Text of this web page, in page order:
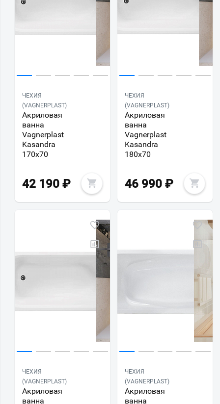
ЧЕХИЯ
(VAGNERPLAST)
Акриловая
ванна
Vagnerplast
Kasandra
170х70
42 190 ₽
ЧЕХИЯ
(VAGNERPLAST)
Акриловая
ванна
Vagnerplast
Kasandra
180х70
46 990 ₽
ЧЕХИЯ
(VAGNERPLAST)
Акриловая
ванна
ЧЕХИЯ
(VAGNERPLAST)
Акриловая
ванна